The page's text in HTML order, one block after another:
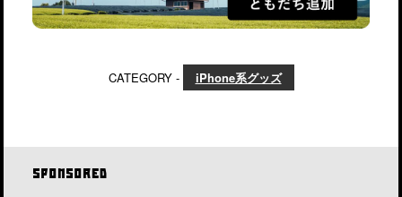
CATEGORY - iPhone系グッズ
SPONSORED